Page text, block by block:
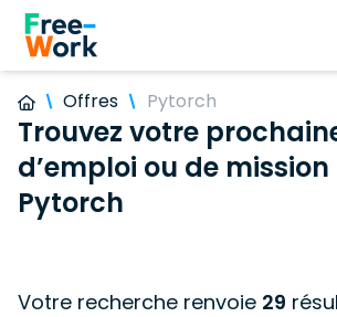
Offres Pytorch
Trouvez votre
d’emploi ou de
Pytorch
Votre recherche renvoie 29